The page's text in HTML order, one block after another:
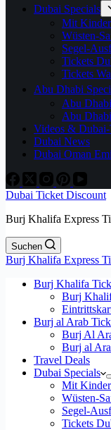
Dubai Specials
Mit
Wüsten-
Segel-
Tickets
Tickets
Abu Dhabi
Abu
Abu
Videos &
Dubai News
Dubai Oman
Dubai Ticket Discount
Burj Khalifa Express
Suchen
Burj Khalifa Express
Burj Khalifa
Burj
Burj al Arab
Burj Al
Burj al
Travel Deals
Dubai Specials
Mit
Wüsten-
Segel-
Tickets